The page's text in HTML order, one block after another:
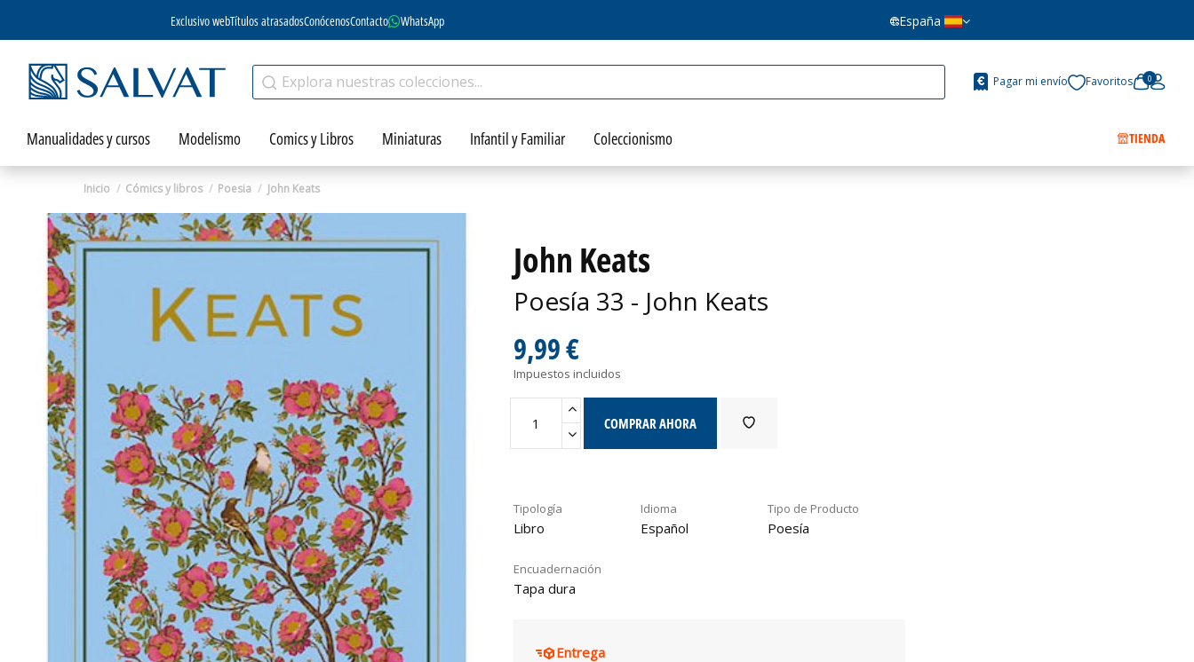
Exclusivo webTítulos atrasadosConócenosContacto WhatsApp España
Pagar mi envío Favoritos 0
Manualidades y cursos Modelismo Comics y Libros Miniaturas Infantil y Familiar Coleccionismo TIENDA
Inicio Cómics y libros Poesia John Keats
Zoom
John Keats
Poesía 33 - John Keats
9,99 €
Impuestos incluidos
COMPRAR AHORA
Tipología
Libro
Idioma
Español
Tipo de Producto
Poesía
Encuadernación
Tapa dura
Entrega